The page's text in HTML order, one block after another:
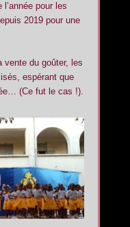
pour les
2019 pour une
vente du goûter, les
espérant que
(Ce fut le cas !).